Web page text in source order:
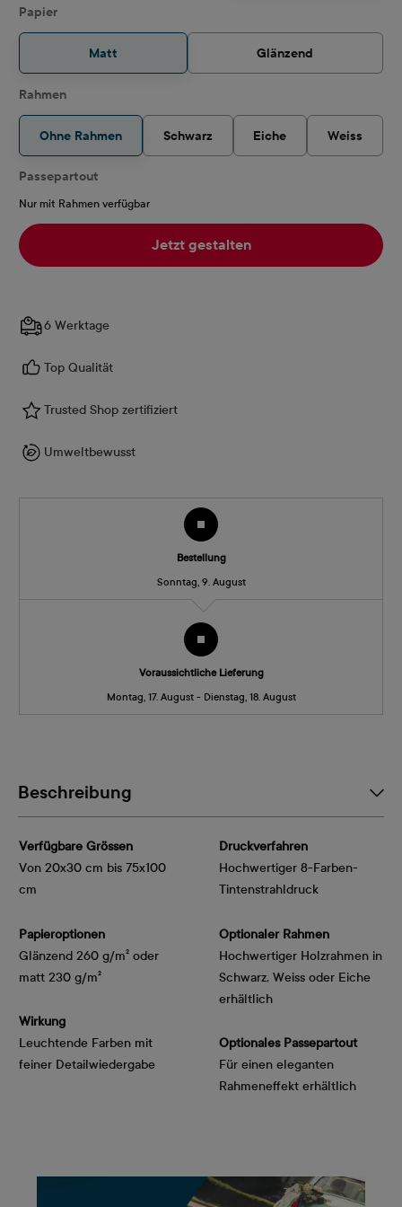
Papierauswählen
Matt Glänzend
Rahmen
Ohne Rahmen Schwarz Eiche Weiss
Passepartout
Nur mit Rahmen verfügbar
Jetzt gestalten
6 Werktage
Top Qualität
Trusted Shop zertifiziert
Umweltbewusst
Bestellung
Sonntag, 9. August
Voraussichtliche Lieferung
Montag, 17. August - Dienstag, 18. August
Beschreibung
Verfügbare Grössen
Von 20x30 cm bis 75x100
cm
Papieroptionen
Glänzend 260 g/m² oder
matt 230 g/m²
Wirkung
Leuchtende Farben mit
feiner Detailwiedergabe
Druckverfahren
Hochwertiger 8-Farben-
Tintenstrahldruck
Optionaler Rahmen
Hochwertiger Holzrahmen in
Schwarz, Weiss oder Eiche
erhältlich
Optionales Passepartout
Für einen eleganten
Rahmeneffekt erhältlich